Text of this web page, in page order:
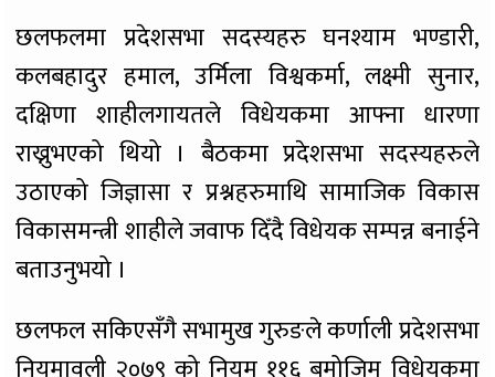
छलफलमा प्रदेशसभा सदस्यहरु घनश्याम भण्डारी,
कलबहादुर हमाल, उर्मिला विश्वकर्मा, लक्ष्मी सुनार,
दक्षिणा शाहीलगायतले विधेयकमा आफ्ना धारणा
राख्नुभएको थियो । बैठकमा प्रदेशसभा सदस्यहरुले
उठाएको जिज्ञासा र प्रश्नहरुमाथि सामाजिक विकास
विकासमन्त्री शाहीले जवाफ दिँदै विधेयक सम्पन्न बनाईने
बताउनुभयो ।
छलफल सकिएसँगै सभामुख गुरुङले कर्णाली प्रदेशसभा